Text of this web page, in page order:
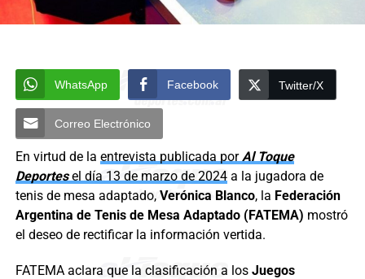
WhatsApp Facebook Twitter/X
Correo Electrónico
En virtud de la entrevista publicada porAl Toque
Deportesel día 13 de marzo de 2024a la jugadora de
tenis de mesa adaptado, Verónica Blanco, la Federación
Argentina de Tenis de Mesa Adaptado (FATEMA) mostró
el deseo de rectificar la información vertida.
FATEMA aclara que la clasificación a los Juegos